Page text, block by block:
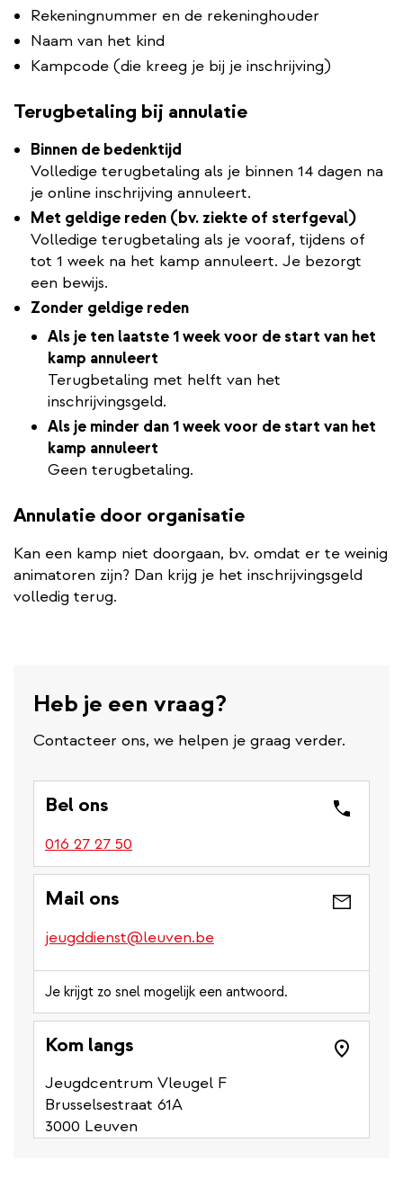
Rekeningnummer en de rekeninghouder
Naam van het kind
Kampcode (die kreeg je bij je inschrijving)
Terugbetaling bij annulatie
Binnen de bedenktijd
Volledige terugbetaling als je binnen 14 dagen na
je online inschrijving annuleert.
Met geldige reden (bv. ziekte of sterfgeval)
Volledige terugbetaling als je vooraf, tijdens of
tot 1 week na het kamp annuleert. Je bezorgt
een bewijs.
Zonder geldige reden
Als je ten laatste 1 week voor de start van het
kamp annuleert
Terugbetaling met helft van het
inschrijvingsgeld.
Als je minder dan 1 week voor de start van het
kamp annuleert
Geen terugbetaling.
Annulatie door organisatie
Kan een kamp niet doorgaan, bv. omdat er te weinig
animatoren zijn? Dan krijg je het inschrijvingsgeld
volledig terug.
Heb je een vraag?
Contacteer ons, we helpen je graag verder.
Bel ons
016 27 27 50
Mail ons
jeugddienst@leuven.be
Je krijgt zo snel mogelijk een antwoord.
Kom langs
Jeugdcentrum Vleugel F
Brusselsestraat 61A
3000 Leuven